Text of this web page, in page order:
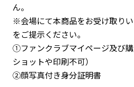
ん。
※会場にて本商品をお受け取り
をご提示ください。
①ファンクラブマイページ及び
ショットや印刷不可）
②顔写真付き身分証明書